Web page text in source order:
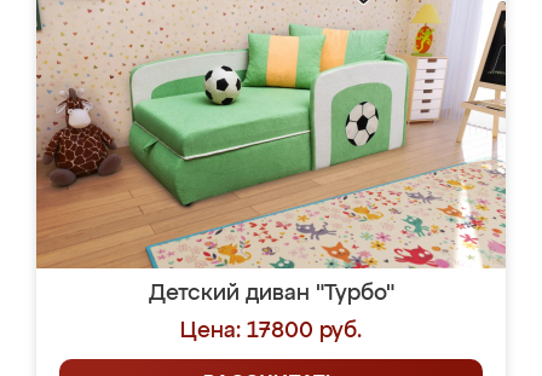
Детский диван "Турбо"
Цена: 17800 руб.